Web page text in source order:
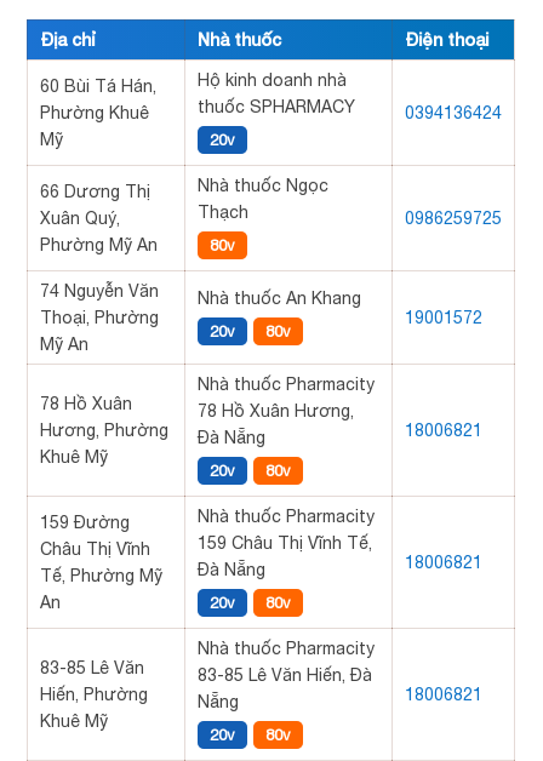
Địa chỉ Nhà thuốc Điện thoại
60 Bùi Tá Hán,
Phường Khuê
Mỹ
Hộ kinh doanh nhà
thuốc SPHARMACY
20v
0394136424
66 Dương Thị
Xuân Quý,
Phường Mỹ An
Nhà thuốc Ngọc
Thạch
80v
0986259725
74 Nguyễn Văn
Thoại, Phường
Mỹ An
Nhà thuốc An Khang
20v 80v
19001572
78 Hồ Xuân
Hương, Phường
Khuê Mỹ
Nhà thuốc Pharmacity
78 Hồ Xuân Hương,
Đà Nẵng
20v 80v
18006821
159 Đường
Châu Thị Vĩnh
Tế, Phường Mỹ
An
Nhà thuốc Pharmacity
159 Châu Thị Vĩnh Tế,
Đà Nẵng
20v 80v
18006821
83-85 Lê Văn
Hiến, Phường
Khuê Mỹ
Nhà thuốc Pharmacity
83-85 Lê Văn Hiến, Đà
Nẵng
20v 80v
18006821